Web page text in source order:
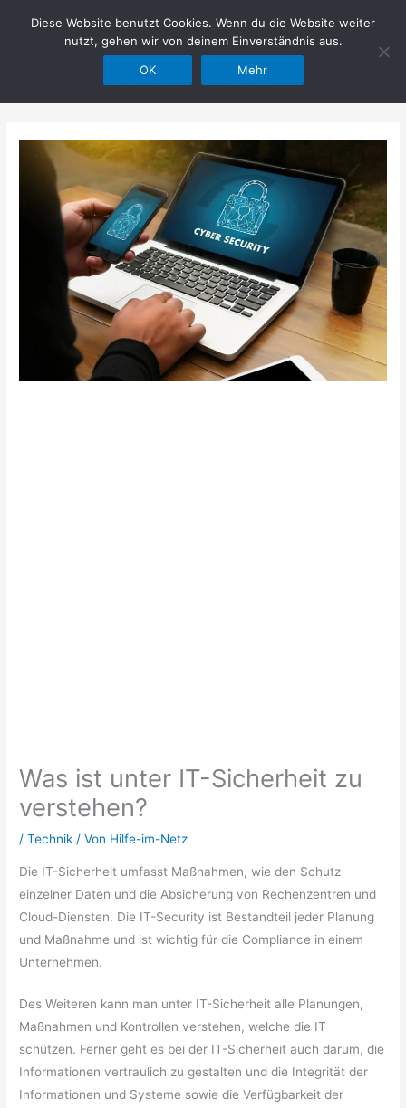
Hilfe im Netz
Was ist unter IT-Sicherheit zu
verstehen?
/Technik / Von Hilfe-im-Netz
Die IT-Sicherheit umfasst Maßnahmen, wie den Schutz
einzelner Daten und die Absicherung von Rechenzentren und
Cloud-Diensten. Die IT-Security ist Bestandteil jeder Planung
und Maßnahme und ist wichtig für die Compliance in einem
Unternehmen.
Des Weiteren kann man unter IT-Sicherheit alle Planungen,
Maßnahmen und Kontrollen verstehen, welche die IT
schützen. Ferner geht es bei der IT-Sicherheit auch darum, die
Informationen vertraulich zu gestalten und die Integrität der
Informationen und Systeme sowie die Verfügbarkeit der
Diese Website benutzt Cookies. Wenn du die Website weiter
nutzt, gehen wir von deinem Einverständnis aus.
OK
Mehr